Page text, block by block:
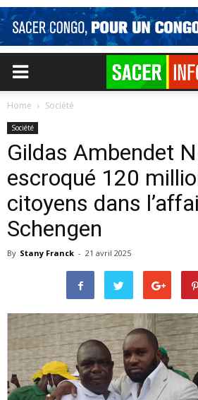
Home Société
Société
Gildas Ambendet
escroqué 120
citoyens dans
Schengen
By Stany Franck - 21 avril 2025